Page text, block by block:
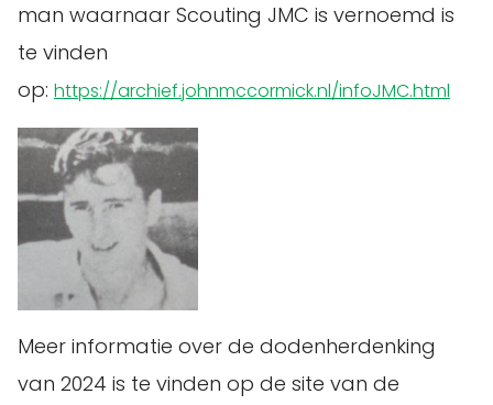
man waarnaar Scouting JMC is vernoemd is
te vinden
op: https://archief.johnmccormick.nl/infoJMC.html
Meer informatie over de dodenherdenking
van 2024 is te vinden op de site van de